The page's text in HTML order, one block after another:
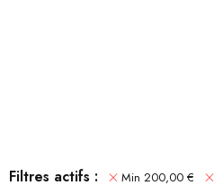
Filtres actifs : Min 200,00 €